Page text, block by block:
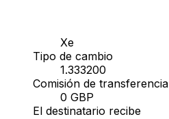
Xe
Tipo de cambio
1.333200
Comisión de transferencia
0 GBP
El destinatario recibe